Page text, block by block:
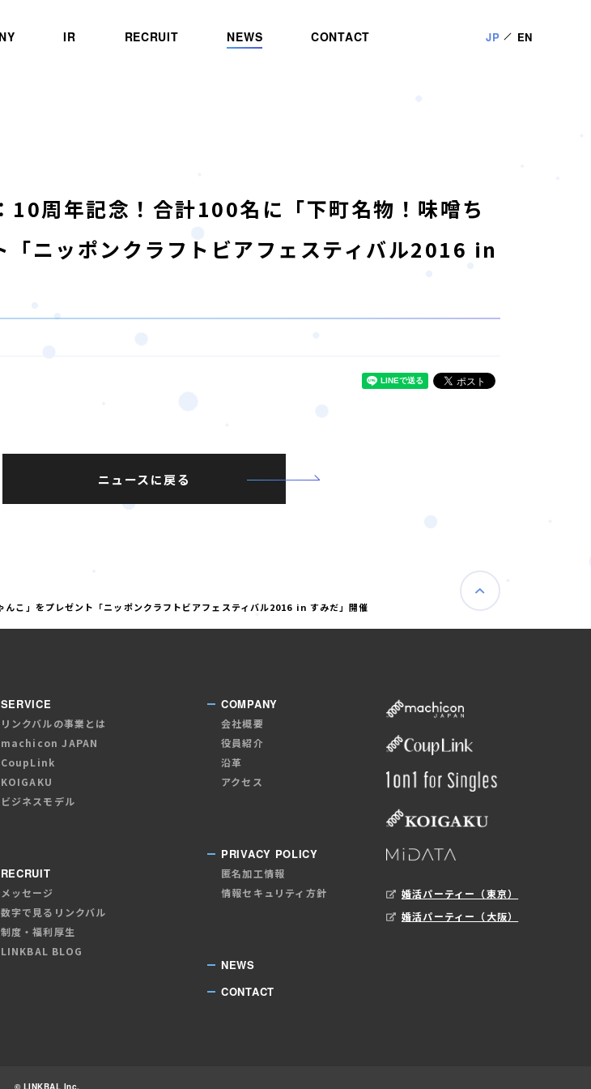
IR RECRUIT NEWS CONTACT JP EN
10周年記念！合計100名に「下町名物！味噌ち
「ニッポンクラフトビアフェスティバル2016 in
ニュースに戻る
こ」をプレゼント「ニッポンクラフトビアフェスティバル2016 in すみだ」開催
SERVICE
リンクバルの事業とは
machicon JAPAN
CoupLink
KOIGAKU
ビジネスモデル
RECRUIT
メッセージ
数字で見るリンクバル
制度・福利厚生
LINKBAL BLOG
COMPANY
会社概要
役員紹介
沿革
アクセス
PRIVACY POLICY
匿名加工情報
情報セキュリティ方針
NEWS
CONTACT
婚活パーティー（東京）
婚活パーティー（大阪）
© LINKBAL Inc.